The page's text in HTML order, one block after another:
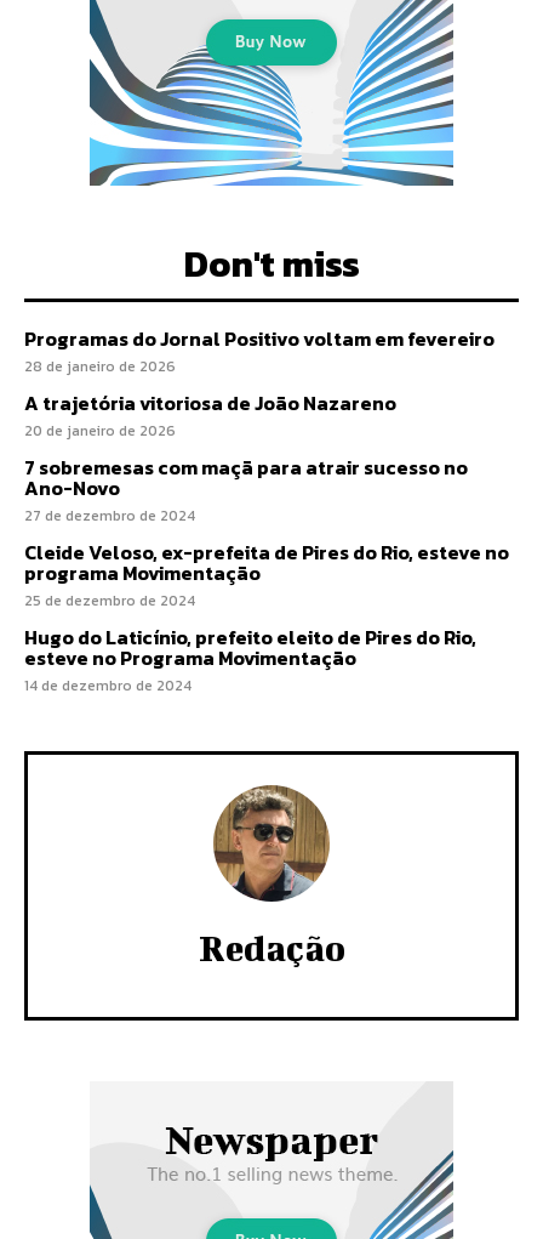
Don't miss
Programas do Jornal Positivo voltam em fevereiro
28 de janeiro de 2026
A trajetória vitoriosa de João Nazareno
20 de janeiro de 2026
7 sobremesas com maçã para atrair sucesso no
Ano-Novo
27 de dezembro de 2024
Cleide Veloso, ex-prefeita de Pires do Rio, esteve no
programa Movimentação
25 de dezembro de 2024
Hugo do Laticínio, prefeito eleito de Pires do Rio,
esteve no Programa Movimentação
14 de dezembro de 2024
Redação